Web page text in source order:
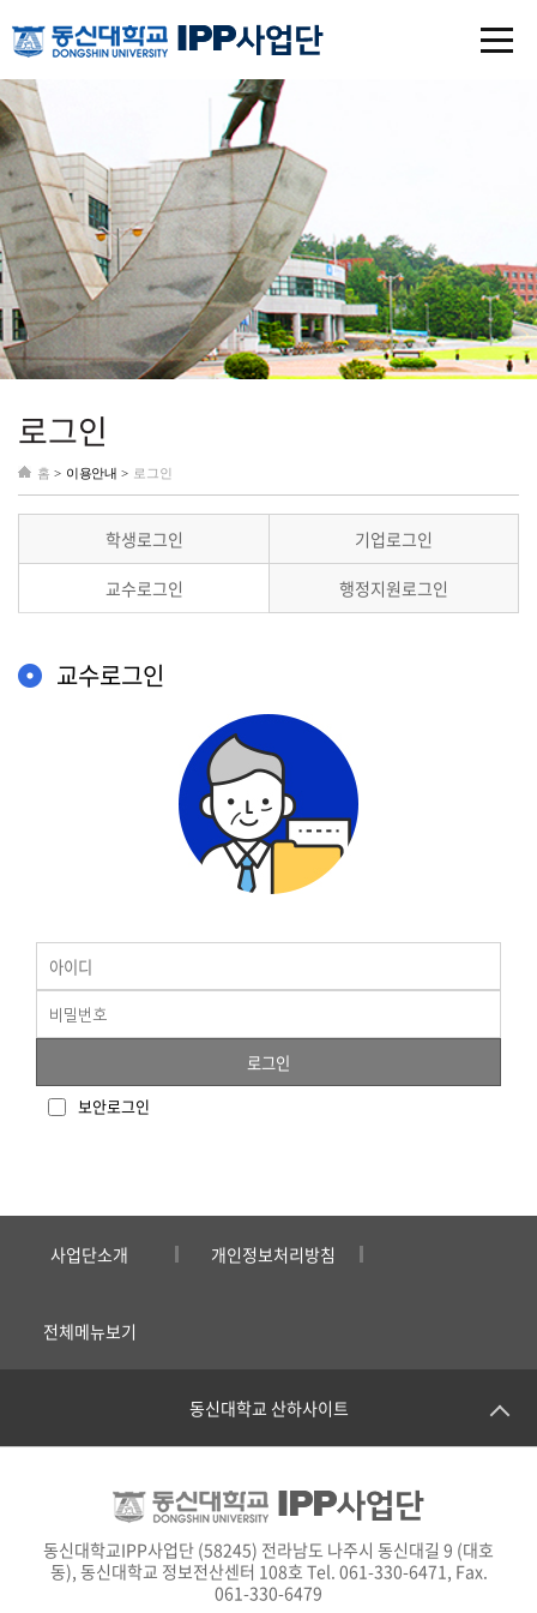
로그인
홈 > 이용안내 > 로그인
학생로그인 기업로그인
교수로그인 행정지원로그인
교수로그인
보안로그인
사업단소개 개인정보처리방침
전체메뉴보기
동신대학교 산하사이트
동신대학교IPP사업단 (58245) 전라남도 나주시 동신대길 9 (대호
동), 동신대학교 정보전산센터 108호 Tel. 061-330-6471, Fax.
061-330-6479